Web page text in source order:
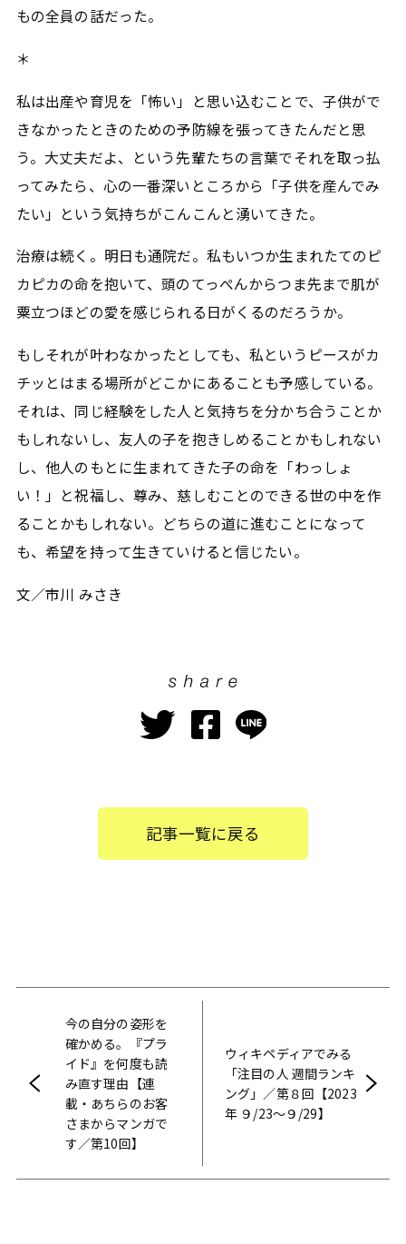
もの全員の話だった。
＊
私は出産や育児を「怖い」と思い込むことで、子供がで
きなかったときのための予防線を張ってきたんだと思
う。大丈夫だよ、という先輩たちの言葉でそれを取っ払
ってみたら、心の一番深いところから「子供を産んでみ
たい」という気持ちがこんこんと湧いてきた。
治療は続く。明日も通院だ。私もいつか生まれたてのピ
カピカの命を抱いて、頭のてっぺんからつま先まで肌が
粟立つほどの愛を感じられる日がくるのだろうか。
もしそれが叶わなかったとしても、私というピースがカ
チッとはまる場所がどこかにあることも予感している。
それは、同じ経験をした人と気持ちを分かち合うことか
もしれないし、友人の子を抱きしめることかもしれない
し、他人のもとに生まれてきた子の命を「わっしょ
い！」と祝福し、尊み、慈しむことのできる世の中を作
ることかもしれない。どちらの道に進むことになって
も、希望を持って生きていけると信じたい。
文／市川 みさき
記事一覧に戻る
今の自分の姿形を
確かめる。『プラ
イド』を何度も読
み直す理由【連
載・あちらのお客
さまからマンガで
す／第10回】
ウィキペディアでみる
「注目の人 週間ランキ
ング」／第８回【2023
年 ９/23〜９/29】